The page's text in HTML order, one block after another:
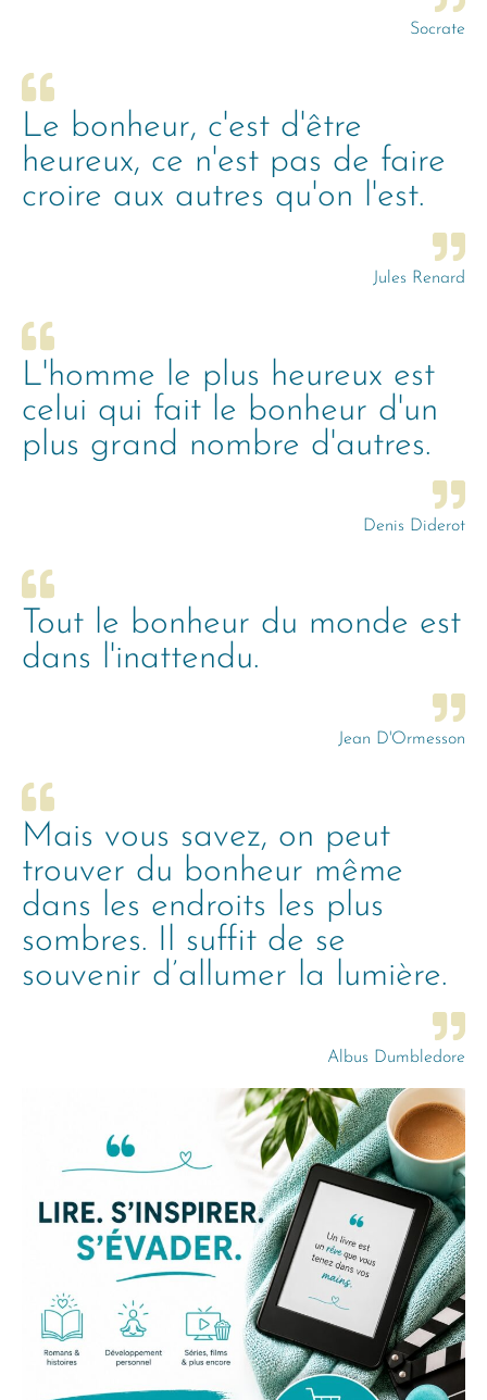
Socrate
Le bonheur, c'est d'être
heureux, ce n'est pas de faire
croire aux autres qu'on l'est.
Jules Renard
L'homme le plus heureux est
celui qui fait le bonheur d'un
plus grand nombre d'autres.
Denis Diderot
Tout le bonheur du monde est
dans l'inattendu.
Jean D'Ormesson
Mais vous savez, on peut
trouver du bonheur même
dans les endroits les plus
sombres. Il suffit de se
souvenir d’allumer la lumière.
Albus Dumbledore